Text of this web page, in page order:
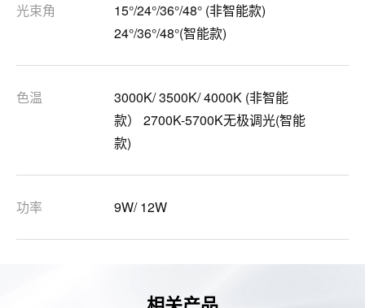
光束角
15°/24°/36°/48° (非智能款)
24°/36°/48°(智能款)
色温
3000K/ 3500K/ 4000K (非智能
款） 2700K-5700K无极调光(智能
款)
功率 9W/ 12W